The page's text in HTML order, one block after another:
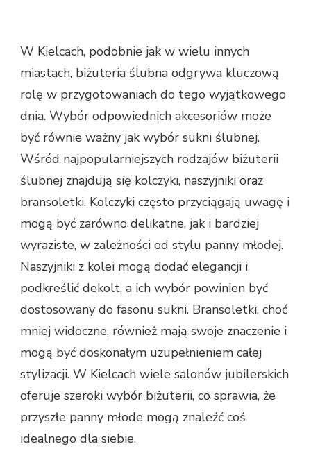
W Kielcach, podobnie jak w wielu innych
miastach, biżuteria ślubna odgrywa kluczową
rolę w przygotowaniach do tego wyjątkowego
dnia. Wybór odpowiednich akcesoriów może
być równie ważny jak wybór sukni ślubnej.
Wśród najpopularniejszych rodzajów biżuterii
ślubnej znajdują się kolczyki, naszyjniki oraz
bransoletki. Kolczyki często przyciągają uwagę i
mogą być zarówno delikatne, jak i bardziej
wyraziste, w zależności od stylu panny młodej.
Naszyjniki z kolei mogą dodać elegancji i
podkreślić dekolt, a ich wybór powinien być
dostosowany do fasonu sukni. Bransoletki, choć
mniej widoczne, również mają swoje znaczenie i
mogą być doskonałym uzupełnieniem całej
stylizacji. W Kielcach wiele salonów jubilerskich
oferuje szeroki wybór biżuterii, co sprawia, że
przyszłe panny młode mogą znaleźć coś
idealnego dla siebie.